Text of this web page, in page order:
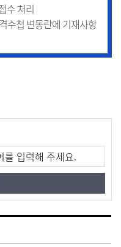
수 처리
수첩 변동란에 기재사항